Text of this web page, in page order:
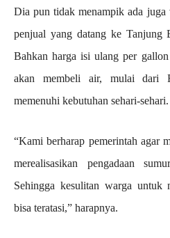
Dia pun tidak menampik ada
penjual yang datang ke Tanjung
Bahkan harga isi ulang per
akan membeli air, mulai dari
memenuhi kebutuhan sehari-sehari.
“Kami berharap pemerintah agar
merealisasikan pengadaan
Sehingga kesulitan warga untuk
bisa teratasi,” harapnya.